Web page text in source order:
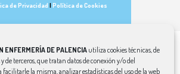
ENFERMERÍA DE PALENCIAutiliza cookies técnicas, de
de terceros, que tratan datos de conexión y/o del
facilitarle la misma, analizar estadísticas del uso de la web
de Privacidad |Política de Cookies